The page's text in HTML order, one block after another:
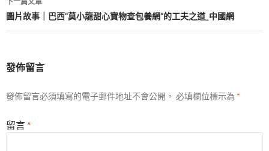
覽
圖片故事｜巴西“莫小龍甜心寶物查包養網”的工夫之道_中國網
發佈留言
發佈留言必須填寫的電子郵件地址不會公開。 必填欄位標示為 *
留言 *